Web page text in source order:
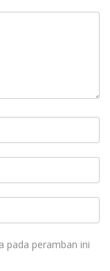
pada peramban ini